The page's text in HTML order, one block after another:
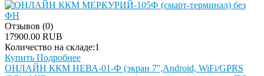
Отзывов (0)
17900.00 RUB
Количество на складе:1
Купить Подробнее
ОНЛАЙН ККМ НЕВА-01-Ф (экран 7'',Android, WiFi/GPRS